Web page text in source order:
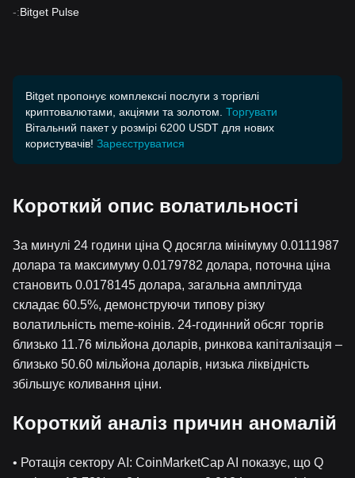
-:Bitget Pulse
Bitget пропонує комплексні послуги з торгівлі
криптовалютами, акціями та золотом. Торгувати
Вітальний пакет у розмірі 6200 USDT для нових
користувачів! Зареєструватися
Короткий опис волатильності
За минулі 24 години ціна Q досягла мінімуму 0.0111987
долара та максимуму 0.0179782 долара, поточна ціна
становить 0.0178145 долара, загальна амплітуда
складає 60.5%, демонструючи типову різку
волатильність meme-коінів. 24-годинний обсяг торгів
близько 11.76 мільйона доларів, ринкова капіталізація –
близько 50.60 мільйона доларів, низька ліквідність
збільшує коливання ціни.
Короткий аналіз причин аномалій
• Ротація сектору AI: CoinMarketCap AI показує, що Q